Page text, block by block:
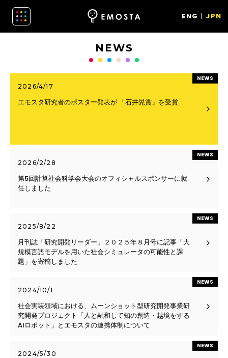
ENG JPN
NEWS
2026/4/17
エモスタ研究者のポスター発表が 「石井晃賞」を受賞
NEWS
2026/2/28
第5回計算社会科学会大会のオフィシャルスポンサーに就
任しました
NEWS
2025/8/22
月刊誌「研究開発リーダー」２０２５年８月号に記事「大
規模言語モデルを用いた社会シミュレータの可能性と課
題」を寄稿しました
NEWS
2024/10/1
社会実装領域における、ムーンショット型研究開発事業研
究開発プロジェクト「人と融和して知の創造・越境をする
AIロボット」とエモスタの連携体制について
NEWS
2024/5/30
NEWS